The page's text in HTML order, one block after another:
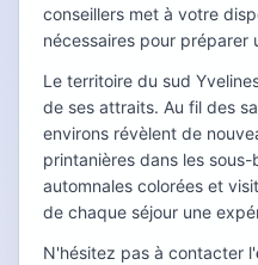
conseillers met à votre
nécessaires pour préparer
Le territoire du sud
de ses attraits. Au fil des
environs révèlent de
printanières dans les
automnales colorées et
de chaque séjour une
N'hésitez pas à contacter l'